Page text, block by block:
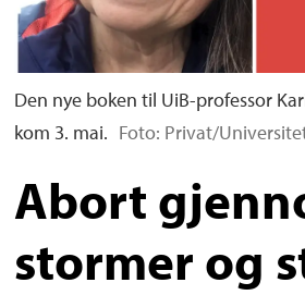
Den nye boken til UiB-professor
kom 3. mai. Foto: Privat/
Abort
stormer og